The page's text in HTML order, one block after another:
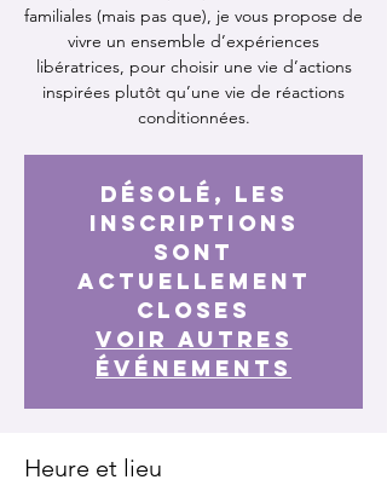
familiales (mais pas que), je vous propose de
vivre un ensemble d’expériences
libératrices, pour choisir une vie d’actions
inspirées plutôt qu’une vie de réactions
conditionnées.
Désolé, les
inscriptions
sont
actuellement
closes
Voir autres
événements
Heure et lieu